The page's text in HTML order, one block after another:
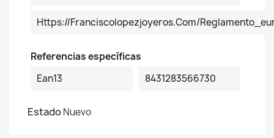
Https://franciscolopezjoyeros.com/
Referencias específicas
Ean13
8431283566730
EstadoNuevo